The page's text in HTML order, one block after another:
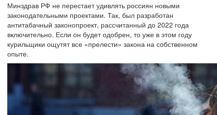
Минздрав РФ не перестает удивлять россиян новыми
законодательными проектами. Так, был разработан
антитабачный законопроект, рассчитанный до 2022 года
включительно. Если он будет одобрен, то уже в этом году
курильщики ощутят все «прелести» закона на собственном
опыте.